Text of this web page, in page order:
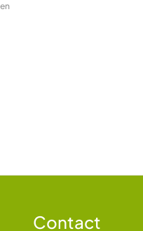
Contact